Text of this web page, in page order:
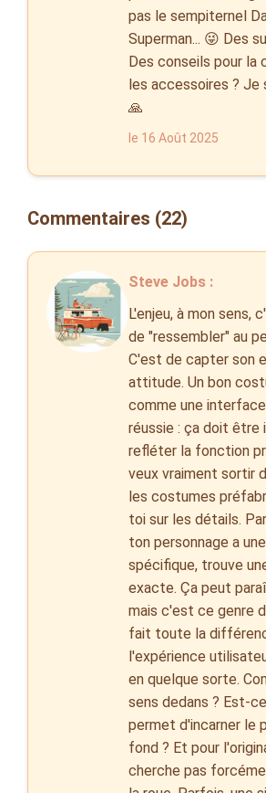
pas le sempiternel
Superman... 😜 Des
Des conseils pour la
les accessoires ? Je
🙏
le 16 Août 2025
Commentaires (22)
Steve Jobs :
L'enjeu, à mon sens,
de "ressembler" au
C'est de capter son
attitude. Un bon
comme une
réussie : ça doit
refléter la fonction
veux vraiment sortir
les costumes
toi sur les détails.
ton personnage a
spécifique, trouve
exacte. Ça peut
mais c'est ce genre
fait toute la
l'expérience
en quelque sorte.
sens dedans ? Est-
permet d'incarner le
fond ? Et pour
cherche pas